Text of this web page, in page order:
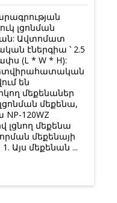
լցոնման
Ավտոմատ
էներգիա ՝ 2.5
(L * W * H):
Հետվիրահատական
են
մեքենաներ
մեքենա,
120WZ
լցնող մեքենա
մեքենայի
Այս մեքենան ...